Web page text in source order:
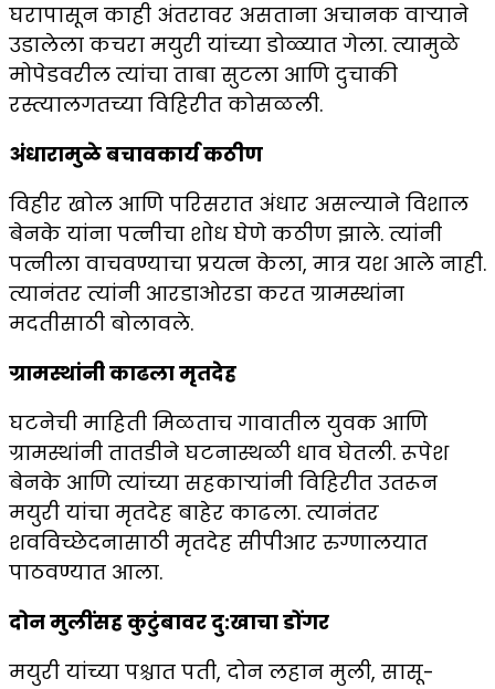
घरापासून काही अंतरावर असताना अचानक वाऱ्याने
उडालेला कचरा मयुरी यांच्या डोळ्यात गेला. त्यामुळे
मोपेडवरील त्यांचा ताबा सुटला आणि दुचाकी
रस्त्यालगतच्या विहिरीत कोसळली.
अंधारामुळे बचावकार्य कठीण
विहीर खोल आणि परिसरात अंधार असल्याने विशाल
बेनके यांना पत्नीचा शोध घेणे कठीण झाले. त्यांनी
पत्नीला वाचवण्याचा प्रयत्न केला, मात्र यश आले नाही.
त्यानंतर त्यांनी आरडाओरडा करत ग्रामस्थांना
मदतीसाठी बोलावले.
ग्रामस्थांनी काढला मृतदेह
घटनेची माहिती मिळताच गावातील युवक आणि
ग्रामस्थांनी तातडीने घटनास्थळी धाव घेतली. रूपेश
बेनके आणि त्यांच्या सहकाऱ्यांनी विहिरीत उतरून
मयुरी यांचा मृतदेह बाहेर काढला. त्यानंतर
शवविच्छेदनासाठी मृतदेह सीपीआर रुग्णालयात
पाठवण्यात आला.
दोन मुलींसह कुटुंबावर दु:खाचा डोंगर
मयुरी यांच्या पश्चात पती, दोन लहान मुली, सासू-